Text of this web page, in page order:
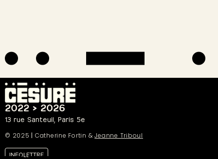
2022 > 2026
13 rue Santeuil, Paris 5e
© 2025 | Catherine Fortin &Jeanne Triboul
INFOLETTRE